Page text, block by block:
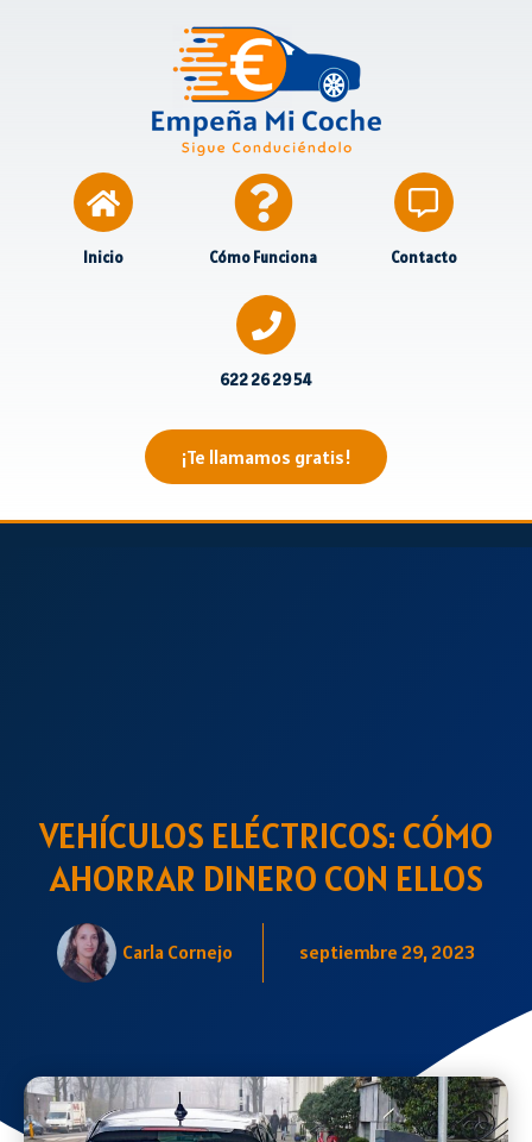
Inicio Cómo Funciona Contacto
622 26 29 54
¡Te llamamos gratis!
VEHÍCULOS ELÉCTRICOS: CÓMO
AHORRAR DINERO CON ELLOS
Carla Cornejo septiembre 29, 2023